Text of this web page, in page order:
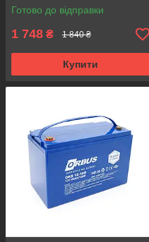
Готово до відправки
1 748 ₴ 1 840 ₴
Купити